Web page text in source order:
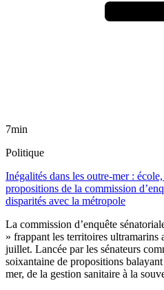
7min
Politique
Inégalités dans les outre-mer :
propositions de la commission
disparités avec la métropole
La commission d’enquête
» frappant les territoires ultramarins
juillet. Lancée par les sénateurs
soixantaine de propositions
mer, de la gestion sanitaire à la